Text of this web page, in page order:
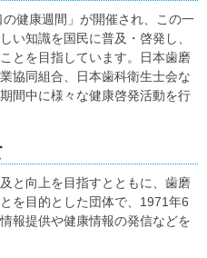
健康週間」が開催され、この一
い知識を国民に普及・啓発し、
とを目指しています。日本歯磨
協同組合、日本歯科衛生士会な
間中に様々な健康啓発活動を行
と向上を目指すとともに、歯磨
を目的とした団体で、1971年6
報提供や健康情報の発信などを